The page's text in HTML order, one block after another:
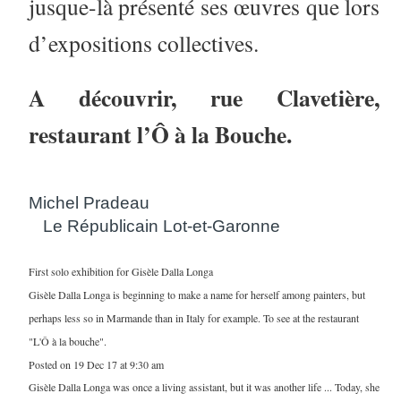
jusque-là présenté ses œuvres que lors
d’expositions collectives.
A découvrir, rue Clavetière,
restaurant l’Ô à la Bouche.
Michel Pradeau
Le Républicain Lot-et-Garonne
First solo exhibition for Gisèle Dalla Longa
Gisèle Dalla Longa is beginning to make a name for herself among painters, but
perhaps less so in Marmande than in Italy for example. To see at the restaurant
"L'Ô à la bouche".
Posted on 19 Dec 17 at 9:30 am
Gisèle Dalla Longa was once a living assistant, but it was another life ... Today, she